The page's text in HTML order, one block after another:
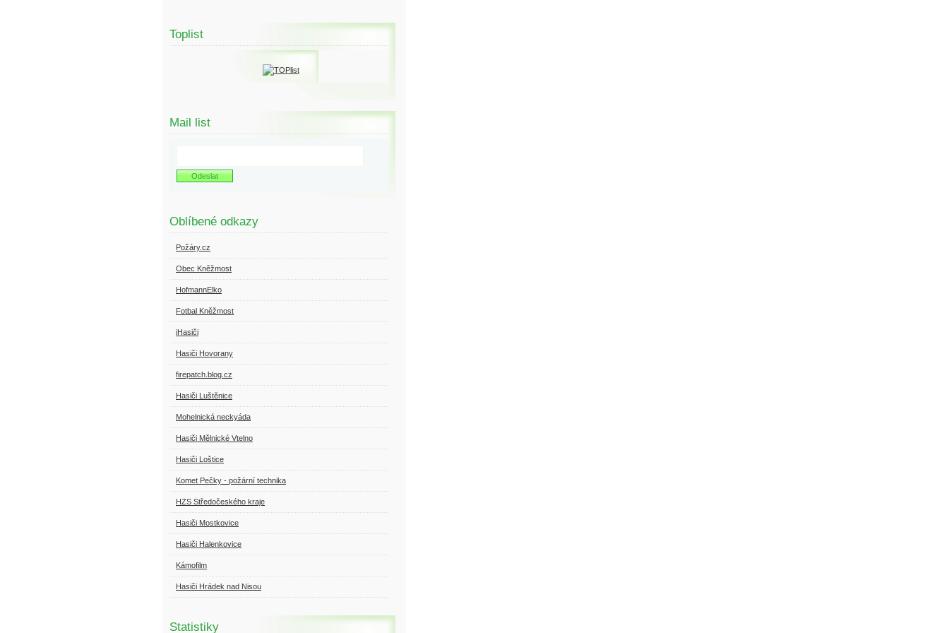
Toplist
Mail list
Oblíbené odkazy
Požáry.cz
Obec Kněžmost
HofmannElko
Fotbal Kněžmost
iHasiči
Hasiči Hovorany
firepatch.blog.cz
Hasiči Luštěnice
Mohelnická neckyáda
Hasiči Mělnické Vtelno
Hasiči Loštice
Komet Pečky - požární technika
HZS Středočeského kraje
Hasiči Mostkovice
Hasiči Halenkovice
Kámofilm
Hasiči Hrádek nad Nisou
Statistiky